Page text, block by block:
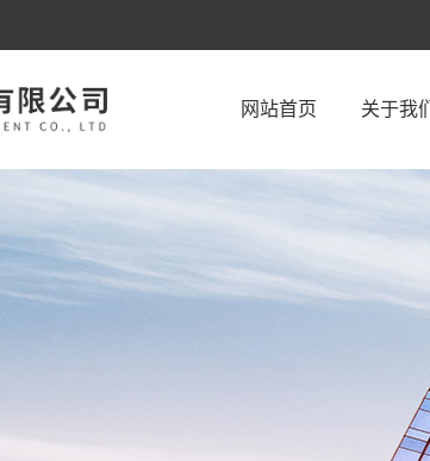
网站首页 关于我们